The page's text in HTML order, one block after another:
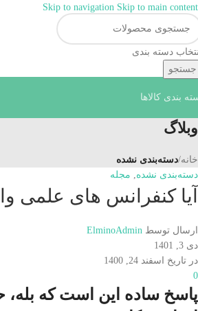
Skip to navigation Skip to main content
دسته بندی
جستجو
بندی کالاها
وبلاگ
خانه/دسته‌بندی نشده
دسته‌بندی نشده, مجله
آیا کنفرانس های علمی
ارسال توسط ElminoAdmin
دی 3, 1401
در تاریخ اسفند 24, 1400
0
پاسخ ساده این است که بله،